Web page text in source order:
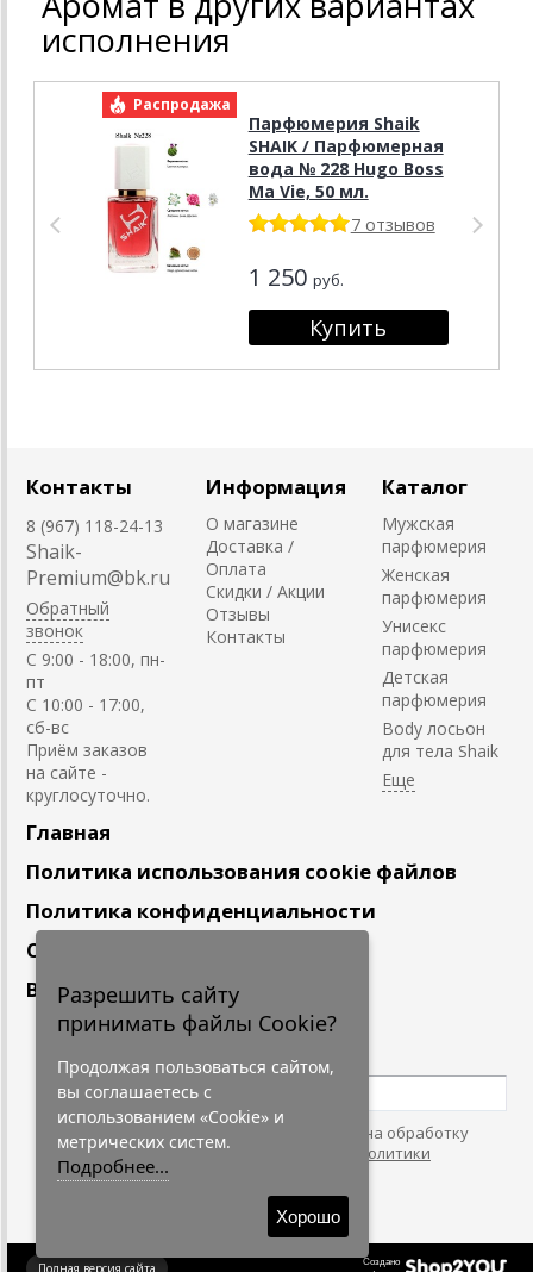
исполнения
Распродажа
Парфюмерия Shaik
SHAIK / Парфюмерная
вода № 228 Hugo Boss
Ma Vie, 50 мл.
7 отзывов
1 250 руб.
Контакты
8 (967) 118-24-13
Shaik-
Premium@bk.ru
Обратный
звонок
C 9:00 - 18:00, пн-
пт
С 10:00 - 17:00,
сб-вс
Приём заказов
на сайте -
круглосуточно.
Информация
О магазине
Доставка /
Оплата
Скидки / Акции
Отзывы
Контакты
Каталог
Мужская
парфюмерия
Женская
парфюмерия
Унисекс
парфюмерия
Детская
парфюмерия
Body лосьон
для тела Shaik
Главная
Политика использования cookie файлов
Политика конфиденциальности
Сотрудничество
Вакансии
Подпишитесь
Нажимая на кнопку, я даю согласие на обработку
персональных данных. С условиями
"Политики
Конфидециальности"
Создано
Полная версия сайта
Разрешить сайту
принимать файлы Cookie?
Продолжая пользоваться сайтом,
вы соглашаетесь с
использованием «Cookie» и
метрических систем.
Подробнее...
Хорошо